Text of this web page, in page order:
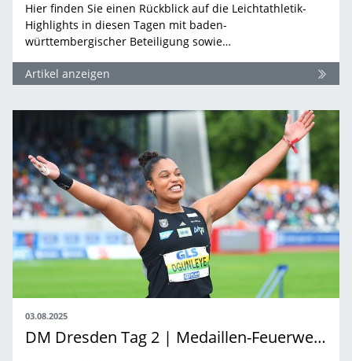
Hier finden Sie einen Rückblick auf die Leichtathletik-
Highlights in diesen Tagen mit baden-
württembergischer Beteiligung sowie…
Artikel anzeigen
03.08.2025
DM Dresden Tag 2 | Medaillen-Feuerwerk am Finaltag